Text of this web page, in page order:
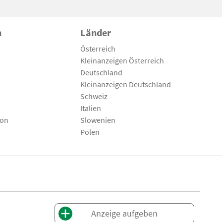
Länder
Österreich
Kleinanzeigen Österreich
Deutschland
Kleinanzeigen Deutschland
Schweiz
Italien
Slowenien
Polen
Anzeige aufgeben